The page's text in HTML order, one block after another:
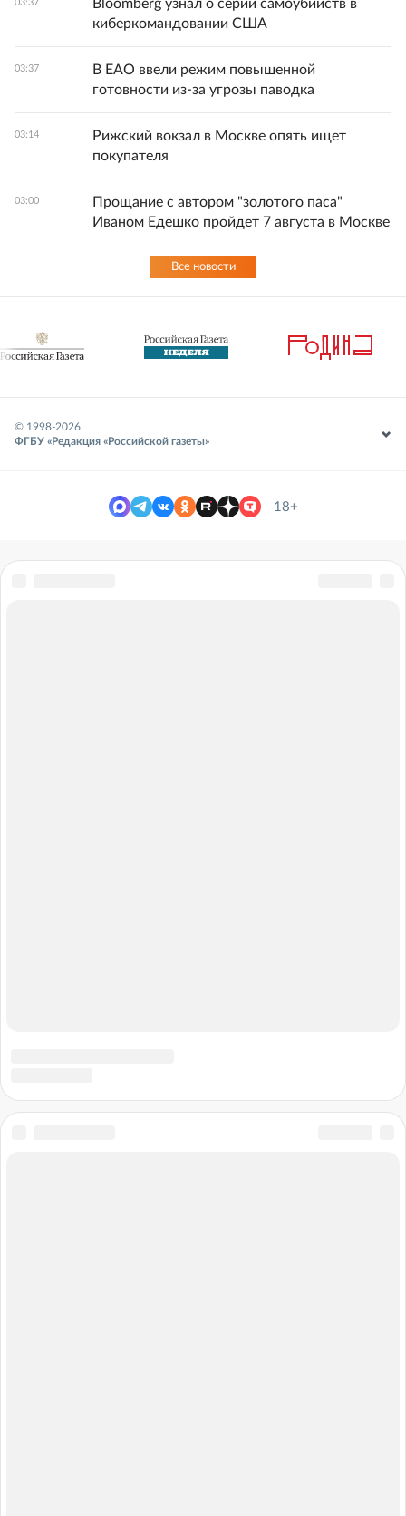
03:37
Bloomberg узнал о серии самоубийств в
киберкомандовании США
03:37
В ЕАО ввели режим повышенной
готовности из-за угрозы паводка
03:14
Рижский вокзал в Москве опять ищет
покупателя
03:00
Прощание с автором "золотого паса"
Иваном Едешко пройдет 7 августа в Москве
Все новости
© 1998-2026
ФГБУ «Редакция «Российской газеты»
18+